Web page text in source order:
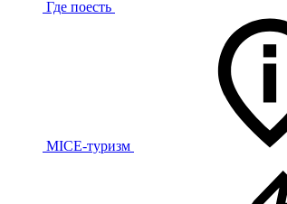
Где поесть
MICE-туризм